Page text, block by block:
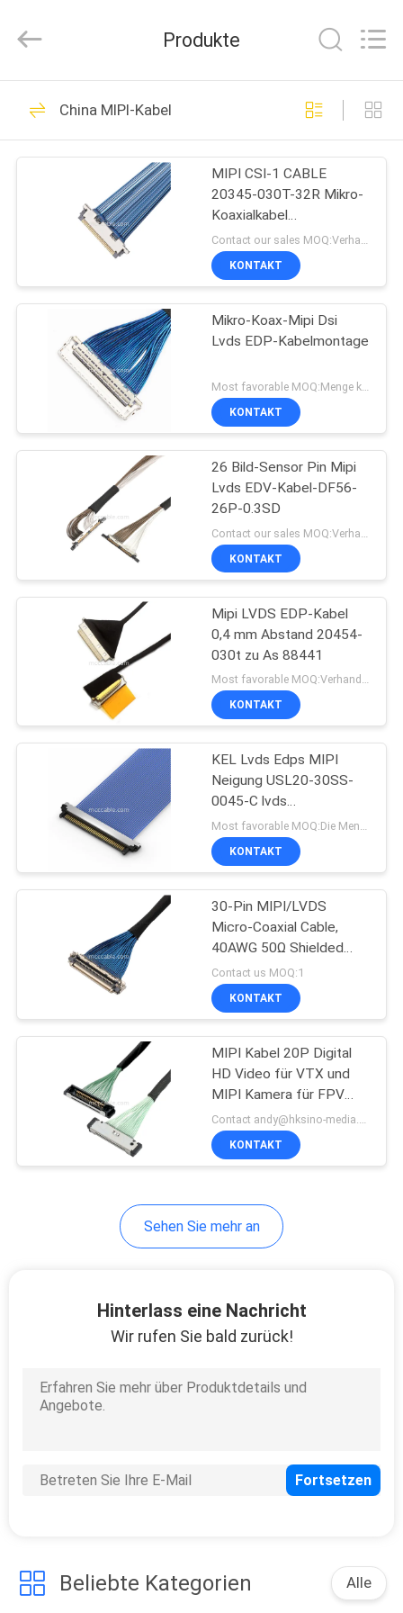
HAUSE
PRODUKTE
ÜBER
WERKSBESICHTIGUNG
QUALITÄTSKONTROLLE
KONTAKT
NEUIGKEITEN
RECHTSSACHEN
BITTE
ANGEBOT
SITEMAP
DATENSCHUTZRICHTLINIE
Ltd..
Reserved.
Mikrokoaxialkabel
303
LVDS EDV-Kabel
77
LVDS-Kabel
157
MIPI-Kabel
7
Thunderbolt 4 Kabel
26
Kundenspezifischer
Kabelbaum
165
JST-Kabelbaum
Produkte
China MIPI-Kabel
MIPI CSI-1 CABLE
20345-030T-32R Mikro-
Koaxialkabel
Drohnenkamera HD-
Signalkabel
Contact our sales MOQ:Verhandelbar
KONTAKT
Mikro-Koax-Mipi Dsi
Lvds EDP-Kabelmontage
KONTAKT
26 Bild-Sensor Pin Mipi
Lvds EDV-Kabel-DF56-
26P-0.3SD
KONTAKT
Mipi LVDS EDP-Kabel
0,4 mm Abstand 20454-
030t zu As 88441
Most favorable MOQ:Verhandlungsfähig
KONTAKT
KEL Lvds Edps MIPI
Neigung USL20-30SS-
0045-C lvds
Anzeigenverbindungsstück
des Kamera-Kabel-
0.4mm
Most favorable MOQ:Die Menge kann verhandelbar sein (nur für die Firma, nicht für den persönlichen Gebrauch)
KONTAKT
30-Pin MIPI/LVDS
Micro-Coaxial Cable,
40AWG 50Ω Shielded
Wire Assembly
Contact us MOQ:1
KONTAKT
MIPI Kabel 20P Digital
HD Video für VTX und
MIPI Kamera für FPV
Flügel Längere Drohne
KONTAKT
Sehen Sie mehr an
Hinterlass eine Nachricht
Wir rufen Sie bald zurück!
Beliebte Kategorien Alle